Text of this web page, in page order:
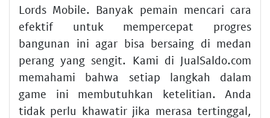
Lords Mobile. Banyak pemain mencari cara
efektif untuk mempercepat progres
bangunan ini agar bisa bersaing di medan
perang yang sengit. Kami di JualSaldo.com
memahami bahwa setiap langkah dalam
game ini membutuhkan ketelitian. Anda
tidak perlu khawatir jika merasa tertinggal,